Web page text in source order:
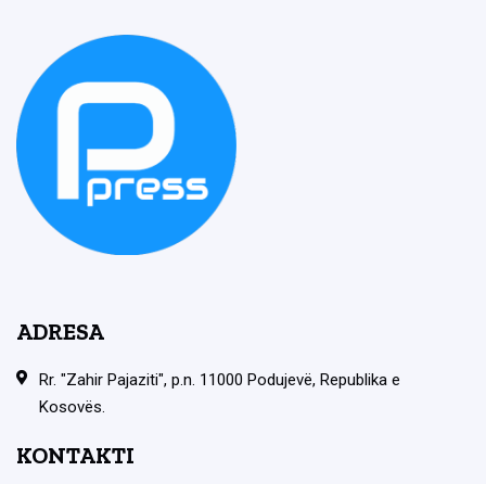
ADRESA
Rr. "Zahir Pajaziti", p.n. 11000 Podujevë, Republika e
Kosovës.
KONTAKTI